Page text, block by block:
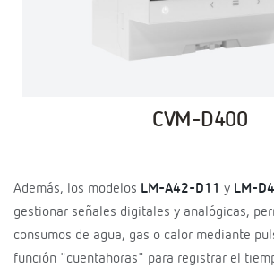
CVM-D400
Además, los modelos LM-A42-D11 y LM-
gestionar señales digitales y analógicas,
consumos de agua, gas o calor mediante
función "cuentahoras" para registrar el